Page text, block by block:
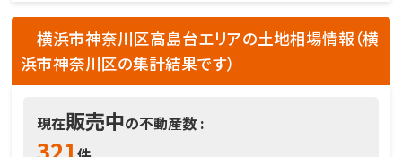
横浜市神奈川区高島台エリアの土地相場情報（横
浜市神奈川区の集計結果です）
現在販売中の不動産数 :
321